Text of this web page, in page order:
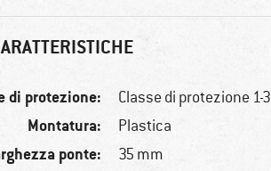
di protezione: Classe di protezione 1-3
Montatura: Plastica
ponte: 35 mm